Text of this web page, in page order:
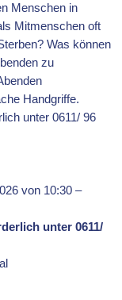
Menschen in
Mitmenschen oft
Was können
zu
Handgriffe.
unter 0611/ 96
von 10:30 –
unter 0611/